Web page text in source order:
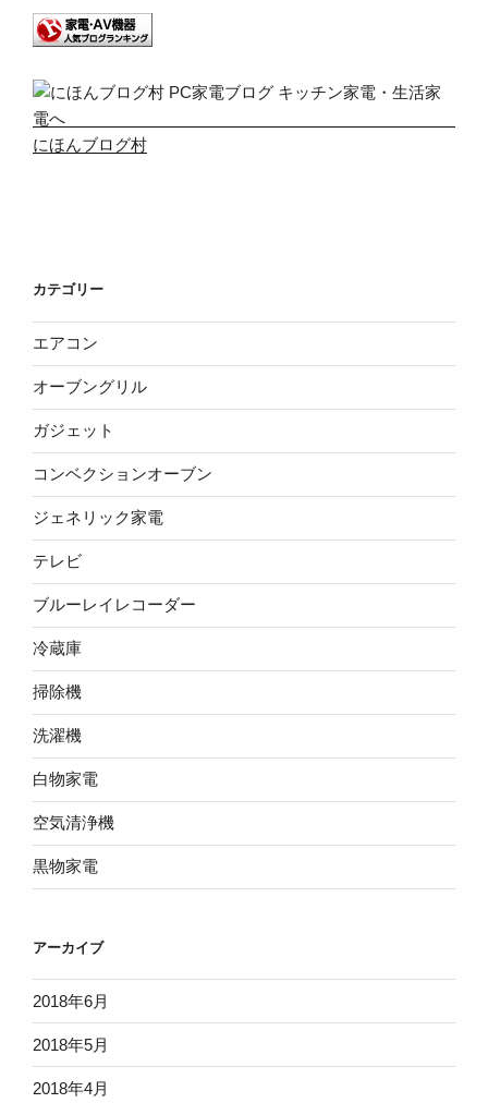
にほんブログ村
カテゴリー
エアコン
オーブングリル
ガジェット
コンベクションオーブン
ジェネリック家電
テレビ
ブルーレイレコーダー
冷蔵庫
掃除機
洗濯機
白物家電
空気清浄機
黒物家電
アーカイブ
2018年6月
2018年5月
2018年4月